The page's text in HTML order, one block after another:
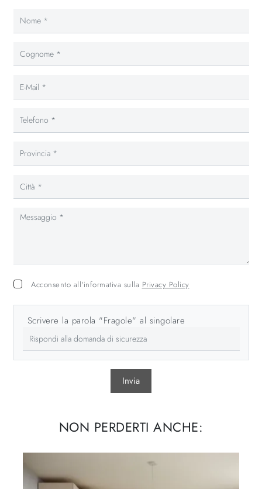
Acconsento all'informativa sulla Privacy Policy
Scrivere la parola "Fragole" al singolare
Invia
NON PERDERTI ANCHE: